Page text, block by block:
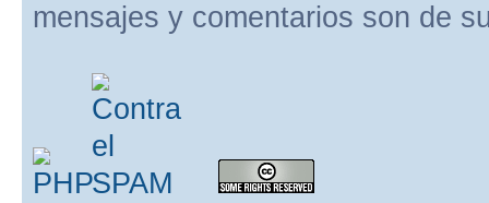
mensajes y comentarios son de